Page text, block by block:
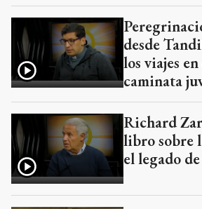
desde
los viajes
caminata
Richard
libro sobre
el legado